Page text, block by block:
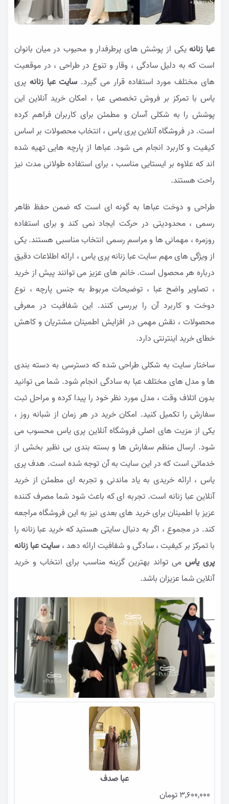
عبا زنانهیکی از پوشش های پرطرفدار و محبوب در میان بانوان
است که به دلیل سادگی ، وقار و تنوع در طراحی ، در موقعیت
های مختلف مورد استفاده قرار می گیرد. سایت عبا زنانه پری
یاس با تمرکز بر فروش تخصصی عبا ، امکان خرید آنلاین این
پوشش را به شکلی آسان و مطمئن برای کاربران فراهم کرده
است. در فروشگاه آنلاین پری یاس ، انتخاب محصولات بر اساس
کیفیت و کاربرد انجام می شود. عباها از پارچه هایی تهیه شده
اند که علاوه بر ایستایی مناسب ، برای استفاده طولانی مدت نیز
راحت هستند.
طراحی و دوخت عباها به گونه ای است که ضمن حفظ ظاهر
رسمی ، محدودیتی در حرکت ایجاد نمی کند و برای استفاده
روزمره ، مهمانی ها و مراسم رسمی انتخاب مناسبی هستند. یکی
از ویژگی های مهم سایت عبا زنانه پری یاس ، ارائه اطلاعات دقیق
درباره هر محصول است. خانم های عزیز می توانند پیش از خرید
، تصاویر واضح عبا ، توضیحات مربوط به جنس پارچه ، نوع
دوخت و کاربرد آن را بررسی کنند. این شفافیت در معرفی
محصولات ، نقش مهمی در افزایش اطمینان مشتریان و کاهش
خطای خرید اینترنتی دارد.
ساختار سایت به شکلی طراحی شده که دسترسی به دسته بندی
ها و مدل های مختلف عبا به سادگی انجام شود. شما می توانید
بدون اتلاف وقت ، مدل مورد نظر خود را پیدا کرده و مراحل ثبت
سفارش را تکمیل کنید. امکان خرید در هر زمان از شبانه روز ،
یکی از مزیت های اصلی فروشگاه آنلاین پری یاس محسوب می
شود. ارسال منظم سفارش ها و بسته بندی بی نظیر بخشی از
خدماتی است که در این سایت به آن توجه شده است. هدف پری
یاس ، ارائه خریدی به یاد ماندنی و تجربه ای مطمئن از خرید
آنلاین عبا زنانه است. تجربه ای که باعث شود شما مصرف کننده
عزیز با اطمینان برای خرید های بعدی نیز به این فروشگاه مراجعه
کند. در مجموع ، اگر به دنبال سایتی هستید که خرید عبا زنانه را
با تمرکز بر کیفیت ، سادگی و شفافیت ارائه دهد ، سایت عبا زنانه
پری یاس می تواند بهترین گزینه مناسب برای انتخاب و خرید
آنلاین شما عزیزان باشد.
عبا صدف
3,600,000 تومان